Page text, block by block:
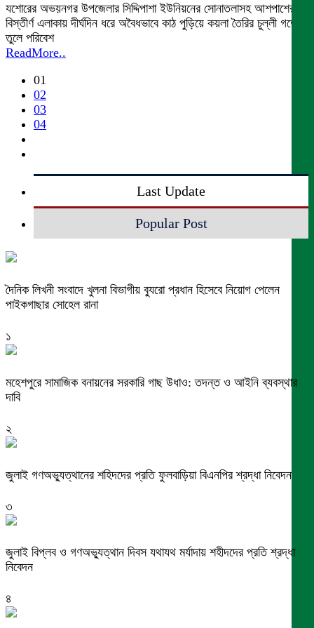
যশোরের অভয়নগর উপজেলার সিদ্দিপাশা ইউনিয়নের সোনাতলাসহ আশপাশের
বিস্তীর্ণ এলাকায় দীর্ঘদিন ধরে অবৈধভাবে কাঠ পুড়িয়ে কয়লা তৈরির চুল্লী গড়ে
তুলে পরিবেশ
ReadMore..
01
02
03
04
Last Update
Popular Post
দৈনিক লিখনী সংবাদে খুলনা বিভাগীয় ব্যুরো প্রধান হিসেবে নিয়োগ পেলেন
পাইকগাছার সোহেল রানা
১
মহেশপুরে সামাজিক বনায়নের সরকারি গাছ উধাও: তদন্ত ও আইনি ব্যবস্থার
দাবি
২
জুলাই গণঅভ্যুত্থানের শহিদদের প্রতি ফুলবাড়িয়া বিএনপির শ্রদ্ধা নিবেদন
৩
জুলাই বিপ্লব ও গণঅভ্যুত্থান দিবস যথাযথ মর্যাদায় শহীদদের প্রতি শ্রদ্ধা
নিবেদন
৪